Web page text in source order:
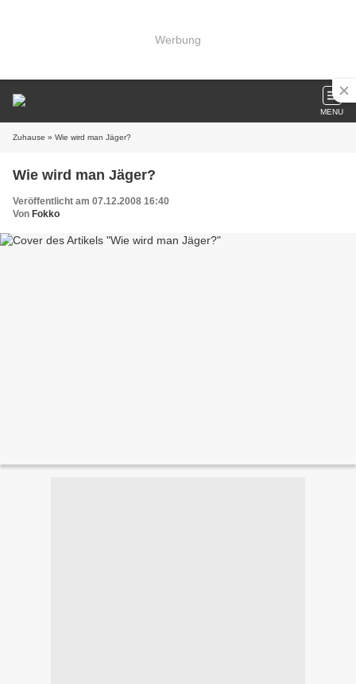
Werbung
MENU
Zuhause » Wie wird man Jäger?
Wie wird man Jäger?
Veröffentlicht am 07.12.2008 16:40
Von Fokko